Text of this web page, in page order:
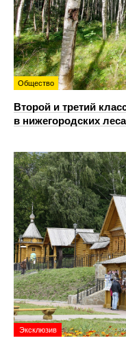
Общество
Второй и третий
в нижегородских
Эксклюзив